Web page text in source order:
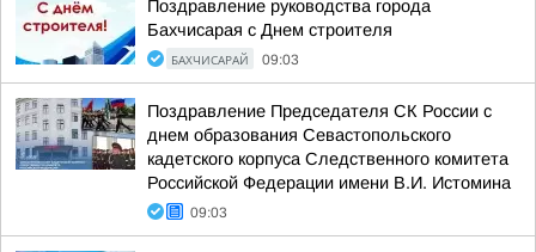
Поздравление руководства города
Бахчисарая с Днем строителя
БАХЧИСАРАЙ 09:03
Поздравление Председателя СК России с
днем образования Севастопольского
кадетского корпуса Следственного комитета
Российской Федерации имени В.И. Истомина
09:03